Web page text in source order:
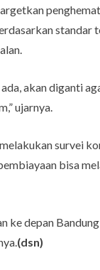
standar
akan diganti
ujarnya.
survei
bisa
ke depan
(dsn)